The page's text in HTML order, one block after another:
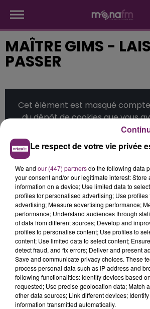
MAÎTRE GIMS -
PASSER
Cet élément est masqué
du dépôt de cookies que vous
vous souhaitez l'afficher, merci
votre accord en cliquant sur
dessous.
Afficher l'élément
Publié : 9 décembre 2015 à 19h18
Découvre le nouveau single de
passer", extrait de "Mon coeur avait
Disponible dès maintenant en
téléchargementhttp://smarturl.it/
et en Streaminghttp://smarturl.it/
Le respect de votre vie privée
We and our (447) partnersdo the following data
your consent and/or our legitimate interest: Store
information on a device; Use limited data to
profiles for personalised advertising; Use
advertising; Measure advertising performance;
performance; Understand audiences through
of data from different sources; Develop and
profiles to personalise content; Use profiles to
content; Use limited data to select content;
detect fraud, and fix errors; Deliver and present
Save and communicate privacy choices. These
process personal data such as IP address and
following functionalities: Identify devices based
requested; Use precise geolocation data; Match
other data sources; Link different devices;
information transmitted automatically.